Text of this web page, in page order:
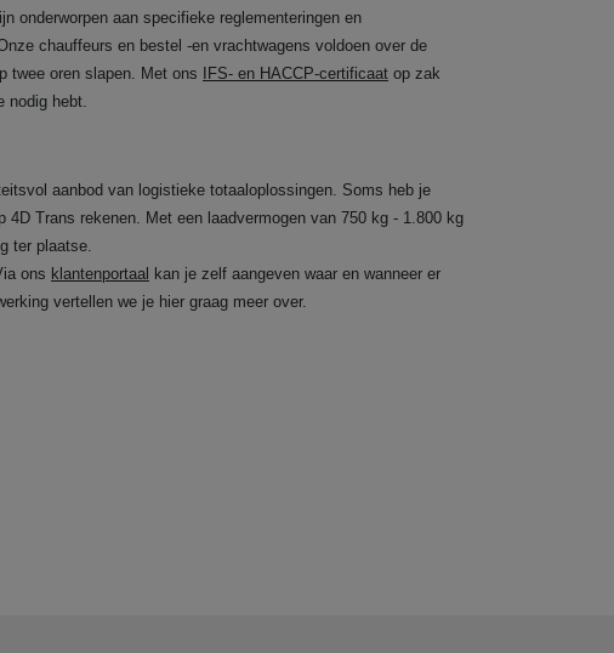
onderworpen aan specifieke reglementeringen en
chauffeurs en bestel -en vrachtwagens voldoen over de
twee oren slapen. Met ons IFS- en HACCP-certificaat op zak
nodig hebt.
aanbod van logistieke totaaloplossingen. Soms heb je
Trans rekenen. Met een laadvermogen van 750 kg - 1.800 kg
ter plaatse.
ons klantenportaal kan je zelf aangeven waar en wanneer er
vertellen we je hier graag meer over.